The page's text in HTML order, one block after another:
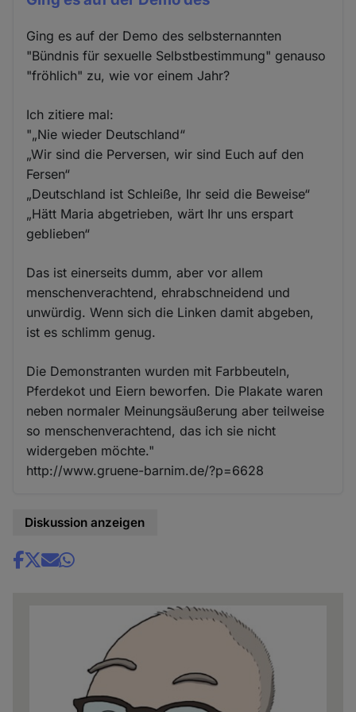
Ging es auf der Demo des selbsternannten
"Bündnis für sexuelle Selbstbestimmung" genauso
"fröhlich" zu, wie vor einem Jahr?
Ich zitiere mal:
"„Nie wieder Deutschland“
„Wir sind die Perversen, wir sind Euch auf den
Fersen“
„Deutschland ist Schleiße, Ihr seid die Beweise“
„Hätt Maria abgetrieben, wärt Ihr uns erspart
geblieben“
Das ist einerseits dumm, aber vor allem
menschenverachtend, ehrabschneidend und
unwürdig. Wenn sich die Linken damit abgeben,
ist es schlimm genug.
Die Demonstranten wurden mit Farbbeuteln,
Pferdekot und Eiern beworfen. Die Plakate waren
neben normaler Meinungsäußerung aber teilweise
so menschenverachtend, das ich sie nicht
widergeben möchte."
http://www.gruene-barnim.de/?p=6628
Diskussion anzeigen
Share